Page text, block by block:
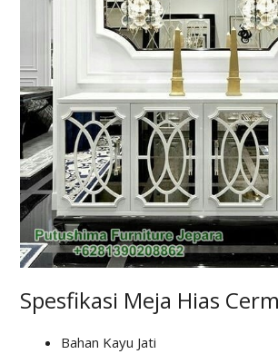
Spesfikasi Meja Hias
Bahan Kayu Jati